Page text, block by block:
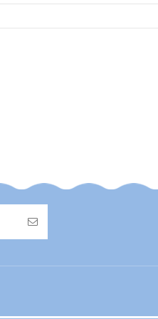
на післяплату та адресну доставку)